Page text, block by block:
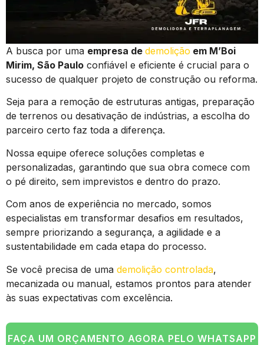
A busca por uma empresa de demolição em M’Boi
Mirim, São Paulo confiável e eficiente é crucial para o
sucesso de qualquer projeto de construção ou reforma.
Seja para a remoção de estruturas antigas, preparação
de terrenos ou desativação de indústrias, a escolha do
parceiro certo faz toda a diferença.
Nossa equipe oferece soluções completas e
personalizadas, garantindo que sua obra comece com
o pé direito, sem imprevistos e dentro do prazo.
Com anos de experiência no mercado, somos
especialistas em transformar desafios em resultados,
sempre priorizando a segurança, a agilidade e a
sustentabilidade em cada etapa do processo.
Se você precisa de uma demolição controlada,
mecanizada ou manual, estamos prontos para atender
às suas expectativas com excelência.
FAÇA UM ORÇAMENTO AGORA PELO WHATSAPP